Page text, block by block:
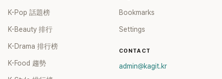
K-Pop 話題榜
K-Beauty 排行
K-Drama 排行榜
K-Food 趨勢
Bookmarks
Settings
CONTACT
admin@kagit.kr